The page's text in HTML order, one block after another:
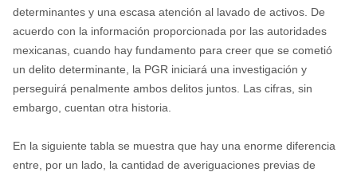
determinantes y una escasa atención al lavado de activos. De
acuerdo con la información proporcionada por las autoridades
mexicanas, cuando hay fundamento para creer que se cometió
un delito determinante, la PGR iniciará una investigación y
perseguirá penalmente ambos delitos juntos. Las cifras, sin
embargo, cuentan otra historia.
En la siguiente tabla se muestra que hay una enorme diferencia
entre, por un lado, la cantidad de averiguaciones previas de